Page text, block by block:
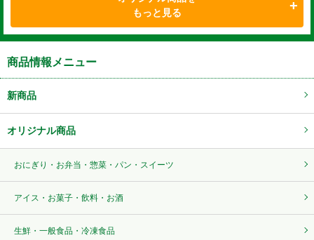
もっと見る
商品情報メニュー
新商品
オリジナル商品
おにぎり・お弁当・惣菜・パン・スイーツ
アイス・お菓子・飲料・お酒
生鮮・一般食品・冷凍食品